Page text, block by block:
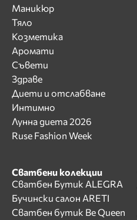
Маникюр
Тяло
Козметика
Аромати
Съвети
Здраве
Диети и отслабване
Интимно
Лунна диета 2026
Ruse Fashion Week
Сватбени колекции
Сватбен Бутик ALEGRA
Бучински салон ARETI
Сватбен бутик Be Queen